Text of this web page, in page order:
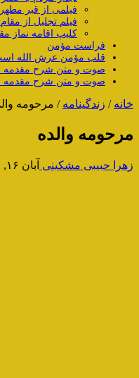
فیلمی از قبر
فیلم تجلیل از
کلیپ اقامه نماز
فراست مؤمن
قلب مؤمن عرش الله
صوت و متن شرح
صوت و متن شرح
خانه / زندگینامه / مرحومه
مرحومه والده
زهرا حبیبی مشکینی آبان ۱۶, ۱۳۹۸